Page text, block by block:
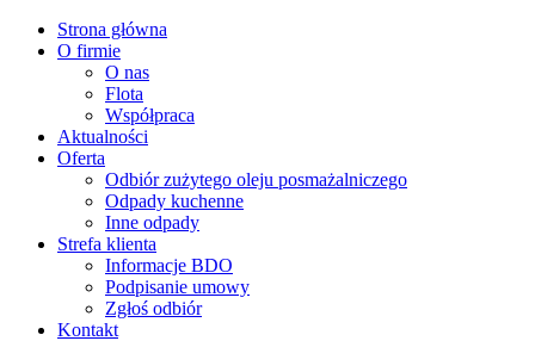
Strona główna
O firmie
O nas
Flota
Współpraca
Aktualności
Oferta
Odbiór zużytego oleju posmażalniczego
Odpady kuchenne
Inne odpady
Strefa klienta
Informacje BDO
Podpisanie umowy
Zgłoś odbiór
Kontakt